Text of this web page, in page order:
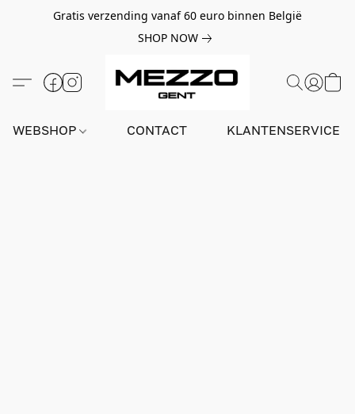
Gratis verzending vanaf 60 euro binnen België
SHOP NOW
WEBSHOP CONTACT KLANTENSERVICE